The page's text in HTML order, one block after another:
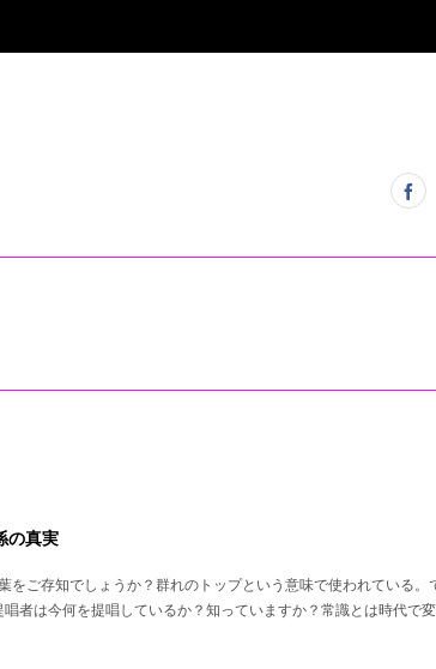
の真実
ご存知でしょうか？群れのトップという意味で使われている。
者は今何を提唱しているか？知っていますか？常識とは時代で